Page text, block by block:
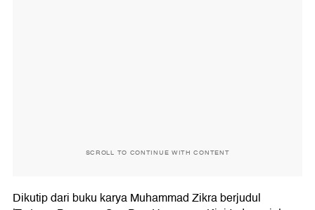
SCROLL TO CONTINUE WITH CONTENT
Dikutip dari buku karya Muhammad Zikra berjudul